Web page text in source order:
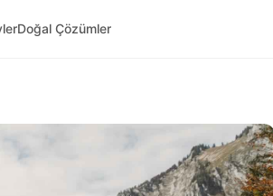
Doğal Çözümler